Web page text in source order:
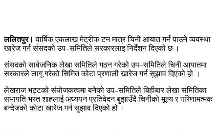
ललितपुर। वार्षिक एकलाख मेट्रीक टन मात्र चिनी आयात गर्न पाउने व्यबस्था
खारेज गर्न संसदको उप–समितिले सरकारलाइ निर्देशन दिएको छ ।
संसदको सार्वजनिक लेखा समितिले गठन गरेको उप–समितिले चिनी आयातमा
सरकारले लागू गरेको सिमित कोटा प्रणाली खारेज गर्न सुझाव दिएको हो ।
लेखराज भट्टको संयोजकत्वमा बनेको उप–समितिले बिहीबार लेखा समितिका
सभापति भरत शाहलाई अध्ययन प्रतिवेदन बुझाउँदै चिनीको मूल्य र परिणामत्मक
बन्देजको कोटा खारेज गर्न सुझाव दिएको हो ।